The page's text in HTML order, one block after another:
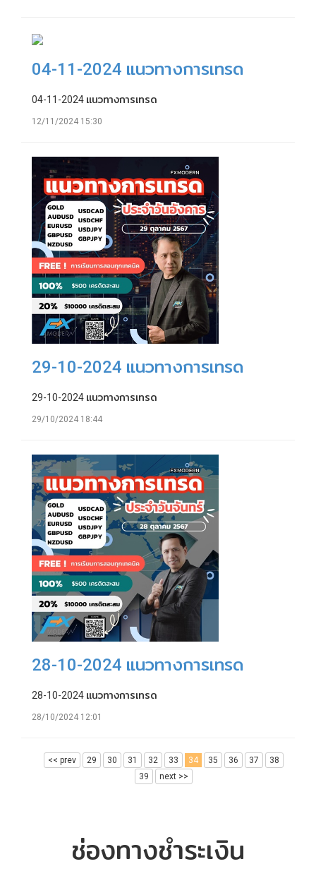
04-11-2024 แนวทางการเทรด
04-11-2024 แนวทางการเทรด
12/11/2024 15:30
29-10-2024 แนวทางการเทรด
29-10-2024 แนวทางการเทรด
29/10/2024 18:44
28-10-2024 แนวทางการเทรด
28-10-2024 แนวทางการเทรด
28/10/2024 12:01
<< prev 29 30 31 32 33 34 35 36 37
38
39
next >>
ช่องทางชำระเงิน